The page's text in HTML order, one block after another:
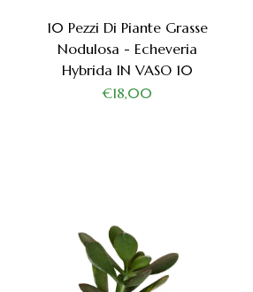
10 Pezzi Di Piante Grasse
Nodulosa - Echeveria
Hybrida IN VASO 10
€18,00